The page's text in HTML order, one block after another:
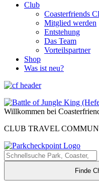
Club
Coasterfriends
Mitglied werden
Entstehung
Das Team
Vorteilspartner
Shop
Was ist neu?
Willkommen bei
CLUB TRAVEL
Finde